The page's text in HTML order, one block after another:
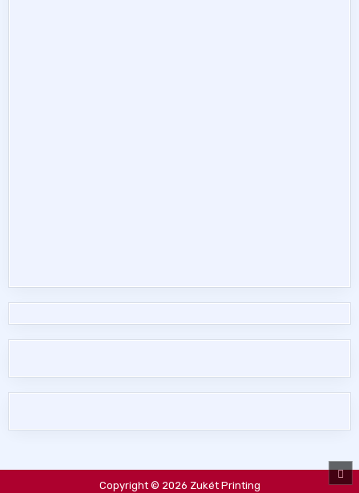
Copyright © 2026 Zukét Printing TO